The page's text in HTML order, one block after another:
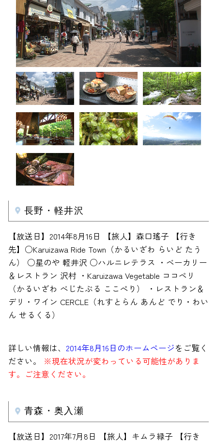
長野・軽井沢
【放送日】2014年8月16日 【旅人】森口瑤子 【行き
先】○Karuizawa Ride Town（かるいざわ らいど たう
ん） ○星のや 軽井沢 ○ハルニレテラス ・ベーカリー
＆レストラン 沢村 ・Karuizawa Vegetable ココペリ
（かるいざわ べじたぶる ここぺり） ・レストラン＆
デリ・ワイン CERCLE（れすとらん あんど でり・わい
ん せるくる）
詳しい情報は、 2014年8月16日のホームページをご覧く
ださい。
※現在状況が変わっている可能性がありま
す。ご注意ください。
青森・奥入瀬
【放送日】2017年7月8日 【旅人】キムラ緑子 【行き